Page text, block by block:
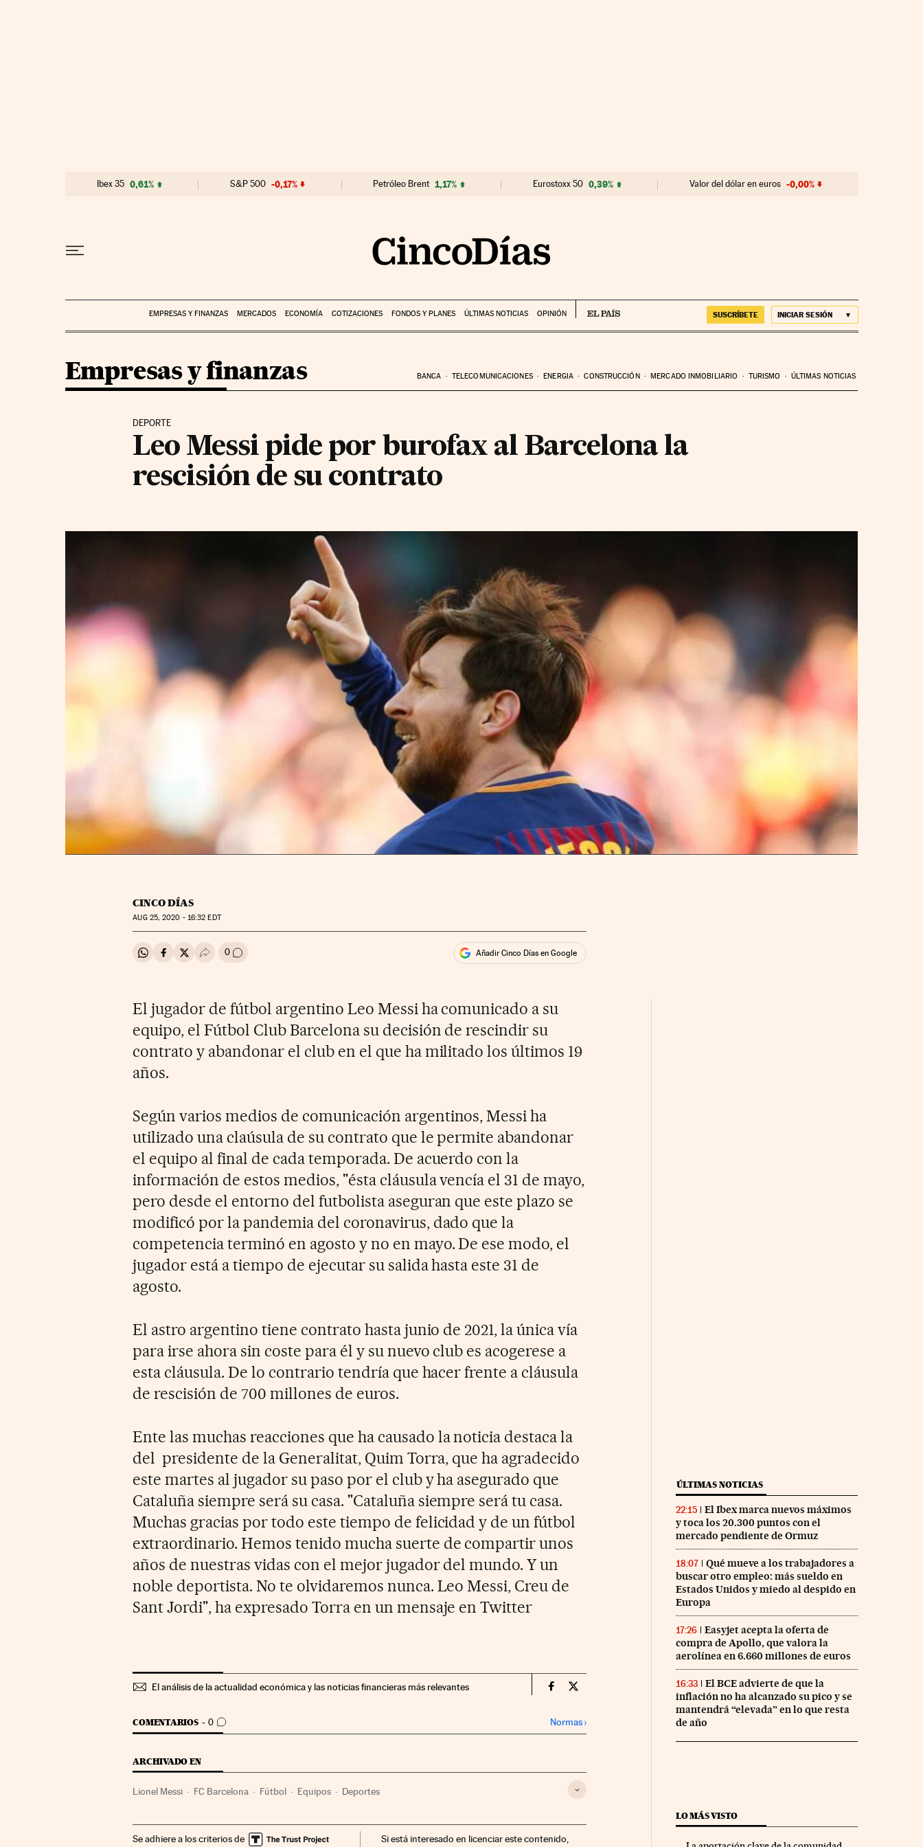
Ibex 35 0,61% S&P 500 -0,17% Petróleo Brent 1,17% Eurostoxx 50 0,39% Valor del dólar en euros -0,00%
EMPRESAS Y FINANZAS MERCADOS ECONOMÍA COTIZACIONES FONDOS Y PLANES ÚLTIMAS NOTICIAS OPINIÓN SUSCRÍBETE INICIAR SESIÓN
Empresas y finanzas BANCA TELECOMUNICACIONES ENERGIA CONSTRUCCIÓN MERCADO INMOBILIARIO TURISMO ÚLTIMAS NOTICIAS
DEPORTE
Leo Messi pide por burofax al Barcelona la
rescisión de su contrato
CINCO DÍAS
AUG25, 2020 - 16:32 EDT
Compartir en Whatsapp
Compartir en Facebook
Compartir en Twitter
Desplegar Redes Sociales
0 Ir a los comentarios Añadir Cinco Días en Google
El jugador de fútbol argentino Leo Messi ha comunicado a su
equipo, el Fútbol Club Barcelona su decisión de rescindir su
contrato y abandonar el club en el que ha militado los últimos 19
años.
Según varios medios de comunicación argentinos, Messi ha
utilizado una claúsula de su contrato que le permite abandonar
el equipo al final de cada temporada. De acuerdo con la
información de estos medios, "ésta cláusula vencía el 31 de mayo,
pero desde el entorno del futbolista aseguran que este plazo se
modificó por la pandemia del coronavirus, dado que la
competencia terminó en agosto y no en mayo. De ese modo, el
jugador está a tiempo de ejecutar su salida hasta este 31 de
agosto.
El astro argentino tiene contrato hasta junio de 2021, la única vía
para irse ahora sin coste para él y su nuevo club es acogerese a
esta cláusula. De lo contrario tendría que hacer frente a cláusula
de rescisión de 700 millones de euros.
Ente las muchas reacciones que ha causado la noticia destaca la
del presidente de la Generalitat, Quim Torra, que ha agradecido
este martes al jugador su paso por el club y ha asegurado que
Cataluña siempre será su casa. "Cataluña siempre será tu casa.
Muchas gracias por todo este tiempo de felicidad y de un fútbol
extraordinario. Hemos tenido mucha suerte de compartir unos
años de nuestras vidas con el mejor jugador del mundo. Y un
noble deportista. No te olvidaremos nunca. Leo Messi, Creu de
Sant Jordi", ha expresado Torra en un mensaje en Twitter
El análisis de la actualidad económica y las noticias financieras más relevantes Companias Cinco Días en Facebook
Companias Cinco Días en Twitter
COMENTARIOS 0
IR A LOS COMENTARIOS Normas›
ARCHIVADO EN
Lionel Messi FC Barcelona Fútbol Equipos Deportes
Se adhiere a los criterios de
Si está interesado en licenciar este contenido,
ÚLTIMAS NOTICIAS
22:15
El Ibex marca nuevos máximos
y toca los 20.300 puntos con el
mercado pendiente de Ormuz
18:07
Qué mueve a los trabajadores a
buscar otro empleo: más sueldo en
Estados Unidos y miedo al despido en
Europa
17:26
Easyjet acepta la oferta de
compra de Apollo, que valora la
aerolínea en 6.660 millones de euros
16:33
El BCE advierte de que la
inflación no ha alcanzado su pico y se
mantendrá “elevada” en lo que resta
de año
LO MÁS VISTO